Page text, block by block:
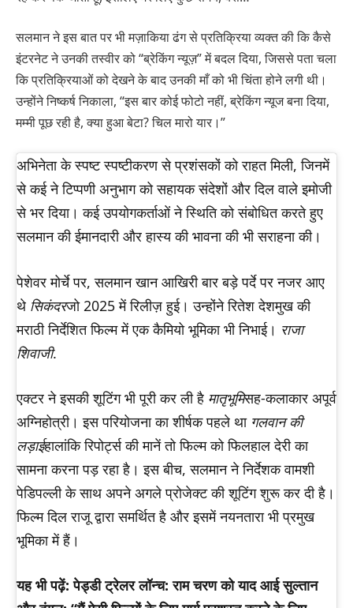
सलमान ने इस बात पर भी मज़ाकिया ढंग से प्रतिक्रिया व्यक्त की कि कैसे
इंटरनेट ने उनकी तस्वीर को “ब्रेकिंग न्यूज़” में बदल दिया, जिससे पता चला
कि प्रतिक्रियाओं को देखने के बाद उनकी माँ को भी चिंता होने लगी थी।
उन्होंने निष्कर्ष निकाला, “इस बार कोई फोटो नहीं, ब्रेकिंग न्यूज बना दिया,
मम्मी पूछ रही है, क्या हुआ बेटा? चिल मारो यार।”
अभिनेता के स्पष्ट स्पष्टीकरण से प्रशंसकों को राहत मिली, जिनमें
से कई ने टिप्पणी अनुभाग को सहायक संदेशों और दिल वाले इमोजी
से भर दिया। कई उपयोगकर्ताओं ने स्थिति को संबोधित करते हुए
सलमान की ईमानदारी और हास्य की भावना की भी सराहना की।
पेशेवर मोर्चे पर, सलमान खान आखिरी बार बड़े पर्दे पर नजर आए
थे सिकंदरजो 2025 में रिलीज़ हुई। उन्होंने रितेश देशमुख की
मराठी निर्देशित फिल्म में एक कैमियो भूमिका भी निभाई। राजा
शिवाजी.
एक्टर ने इसकी शूटिंग भी पूरी कर ली है मातृभूमिसह-कलाकार अपूर्व
अग्निहोत्री। इस परियोजना का शीर्षक पहले था गलवान की
लड़ाईहालांकि रिपोर्ट्स की मानें तो फिल्म को फिलहाल देरी का
सामना करना पड़ रहा है। इस बीच, सलमान ने निर्देशक वामशी
पेडिपल्ली के साथ अपने अगले प्रोजेक्ट की शूटिंग शुरू कर दी है।
फिल्म दिल राजू द्वारा समर्थित है और इसमें नयनतारा भी प्रमुख
भूमिका में हैं।
यह भी पढ़ें: पेड्डी ट्रेलर लॉन्च: राम चरण को याद आई सुल्तान